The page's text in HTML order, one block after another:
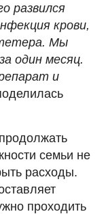
развился
крови,
Мы
один месяц.
и
семьи не
расходы.
проходить